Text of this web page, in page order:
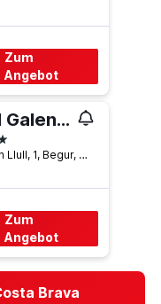
Zum
Angebot
Hotel Galena Mas Comangau
C. Ramon Llull, 1, Begur, Katalonien, Spanien
Zum
Angebot
Brava